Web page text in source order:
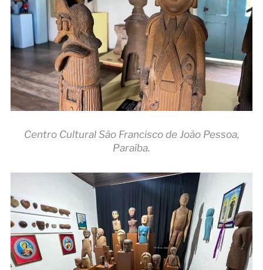
Centro Cultural São Francisco de João Pessoa,
Paraíba.